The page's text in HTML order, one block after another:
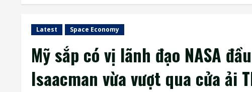
Latest Space Economy
Mỹ sắp có vị lãnh đạo NASA
Isaacman vừa vượt qua cửa ải